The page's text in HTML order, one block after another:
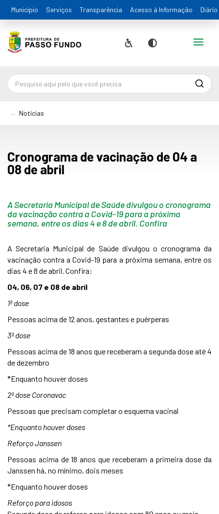
Município Serviços Transparência Acesso à Informação
Acessibilidade
Contraste
Alternar
Notícias
Cronograma de vacinação de 04 a
08 de abril
A Secretaria Municipal de Saúde divulgou o cronograma
da vacinação contra a Covid-19 para a próxima
semana, entre os dias 4 e 8 de abril. Confira
A Secretaria Municipal de Saúde divulgou o cronograma da
vacinação contra a Covid-19 para a próxima semana, entre os
dias 4 e 8 de abril. Confira:
04, 06, 07 e 08 de abril
1ª dose
Pessoas acima de 12 anos, gestantes e puérperas
3ª dose
Pessoas acima de 18 anos que receberam a segunda dose até 4
de dezembro
*Enquanto houver doses
2ª dose Coronavac
Pessoas que precisam completar o esquema vacinal
*Enquanto houver doses
Reforço Janssen
Pessoas acima de 18 anos que receberam a primeira dose da
Janssen há, no mínimo, dois meses
*Enquanto houver doses
Reforço para idosos